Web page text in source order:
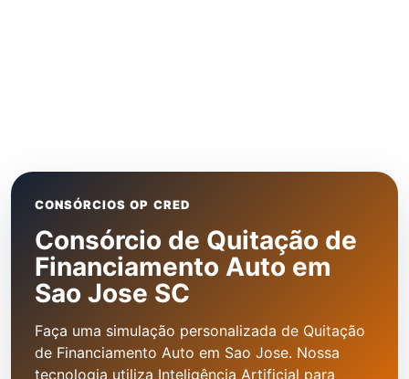
CONSÓRCIOS OP CRED
Consórcio de Quitação de
Financiamento Auto em
Sao Jose SC
Faça uma simulação personalizada de Quitação
de Financiamento Auto em Sao Jose. Nossa
tecnologia utiliza Inteligência Artificial para